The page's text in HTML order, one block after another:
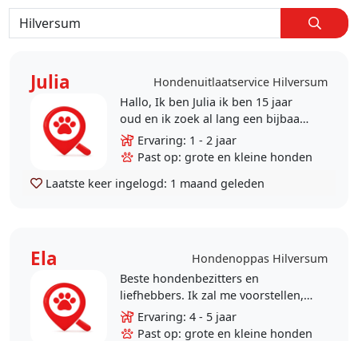
Julia
Hondenuitlaatservice Hilversum
Hallo, Ik ben Julia ik ben 15 jaar
oud en ik zoek al lang een bijbaan,
ik zoek iets wat ik leuk vind en ik
vind honden heel leuk, ik heb zelf
Ervaring: 1 - 2 jaar
Past op: grote en kleine honden
Laatste keer ingelogd: 1 maand geleden
Ela
Hondenoppas Hilversum
Beste hondenbezitters en
liefhebbers. Ik zal me voorstellen,
ik ben ela een moeder van twee
prachtige zoons en 38 jaar oud. Ik
Ervaring: 4 - 5 jaar
Past op: grote en kleine honden